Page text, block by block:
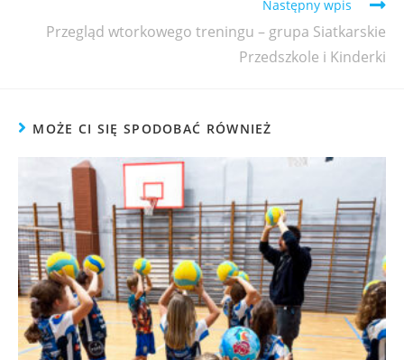
Następny wpis
Przegląd wtorkowego treningu – grupa Siatkarskie
Przedszkole i Kinderki
MOŻE CI SIĘ SPODOBAĆ RÓWNIEŻ